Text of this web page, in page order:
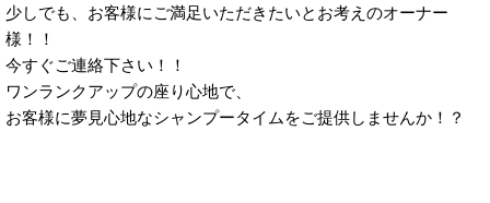
少しでも、お客様にご満足いただきたいとお考えのオーナー
様！！
今すぐご連絡下さい！！
ワンランクアップの座り心地で、
お客様に夢見心地なシャンプータイムをご提供しませんか！？